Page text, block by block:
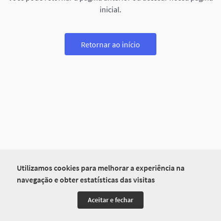
Utilizamos cookies para melhorar a experiência na
navegação e obter estatísticas das visitas
Aceitar e fechar
inicial.
Retornar ao início